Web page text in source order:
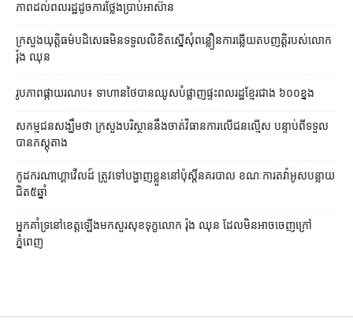
ភាព​ដល់​ពលរដ្ឋ​ដូច​ការ​ថ្លែង​ប្រាប់​អាស៊ាន
ក្រសួងយុត្តិធម៌​បដិសេធ​មិន​ទទួល​លិខិត​ស្នើសុំ​ពន្លឿន​ការ​ឆ្លើយតប​ញត្តិ​របស់​លោក
រ៉ុង ឈុន
រូបភាពផ្កាយរណប៖ ទាហានថៃបានឈូសបំផ្លាញផ្ទះពលរដ្ឋខ្មែរជាង ៦០០ខ្នង
សកម្មជនសង្ឃឹមថា ក្រសួងបរិស្ថាននឹងចាត់វិធានការលើជនល្មើស បន្ទាប់ពីទទួល
បានភស្ដុតាង
កូដករណាហ្គាវើលដ៍ ត្រូវទៅបង្ហាញខ្លួននៅប៉ុស្ដិ៍នគរបាល ខណៈការតវ៉ាអូសបន្លាយ
ជិត៥ឆ្នាំ
អ្នកគាំទ្រនៅខេត្តឡើងមកសួរសុខទុក្ខលោក រ៉ុង ឈុន ដែលមិនអាចចេញក្រៅ
ភ្នំពេញ